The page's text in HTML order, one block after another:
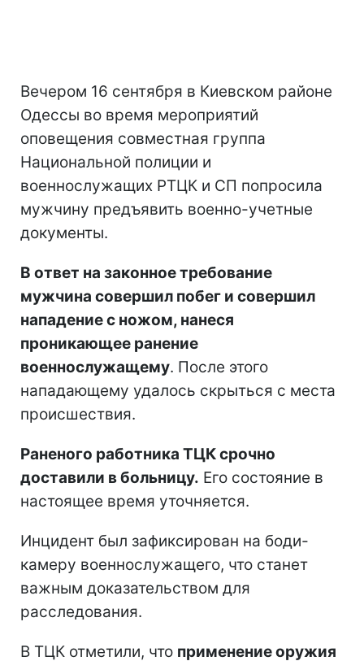
Вечером 16 сентября в Киевском районе
Одессы во время мероприятий
оповещения совместная группа
Национальной полиции и
военнослужащих РТЦК и СП попросила
мужчину предъявить военно-учетные
документы.
В ответ на законное требование
мужчина совершил побег и совершил
нападение с ножом, нанеся
проникающее ранение
военнослужащему. После этого
нападающему удалось скрыться с места
происшествия.
Раненого работника ТЦК срочно
доставили в больницу. Его состояние в
настоящее время уточняется.
Инцидент был зафиксирован на боди-
камеру военнослужащего, что станет
важным доказательством для
расследования.
В ТЦК отметили, что применение оружия